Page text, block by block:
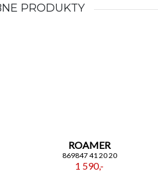
PRODUKTY
ROAMER
869847 41 20 20
1 590,-